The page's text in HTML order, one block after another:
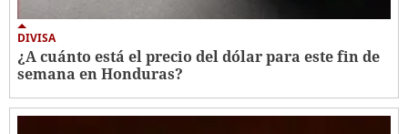
DIVISA
¿A cuánto está el precio del dólar para este fin de
semana en Honduras?